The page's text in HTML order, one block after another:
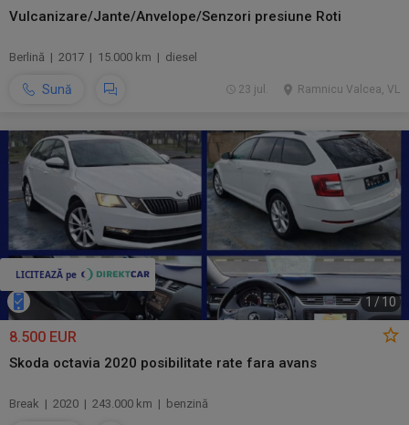
Vulcanizare/Jante/Anvelope/Senzori presiune Roti
Berlină | 2017 | 15.000 km | diesel
Sună Ramnicu Valcea, VL
23 jul.
1 / 10
8.500 EUR
Skoda octavia 2020 posibilitate rate fara avans
Break | 2020 | 243.000 km | benzină